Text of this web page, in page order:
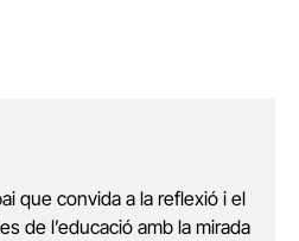
que convida a la reflexió i el
de l’educació amb la mirada